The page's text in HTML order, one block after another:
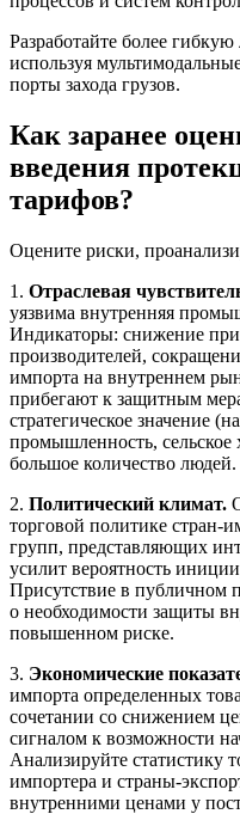
Разработайте более
используя
порты захода грузов.
Как заранее
введения
тарифов?
Оцените риски,
1. Отраслевая
уязвима внутренняя
Индикаторы: снижение
производителей,
импорта на внутреннем
прибегают к защитным
стратегическое значение
промышленность, сельское
большое количество людей.
2. Политический климат.
торговой политике стран-
групп, представляющих
усилит вероятность
Присутствие в публичном
о необходимости защиты
повышенном риске.
3. Экономические
импорта определенных
сочетании со снижением
сигналом к возможности
Анализируйте статистику
импортера и страны-
внутренними ценами у